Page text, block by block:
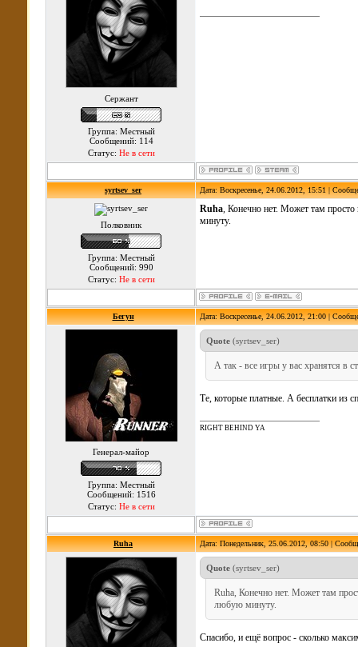
Сержант
Группа: Местный
Сообщений: 114
Статус: Не в сети
syrtsev_ser Дата: Воскресенье, 24.06.2012, 15:51 |
Полковник
Группа: Местный
Сообщений: 990
Статус: Не в сети
Ruha, Конечно нет. Может там просто
минуту.
Бегун Дата: Воскресенье, 24.06.2012, 21:00 |
Генерал-майор
Группа: Местный
Сообщений: 1516
Статус: Не в сети
Quote (syrtsev_ser)
А так - все игры у вас хранятся в
Те, которые платные. А бесплатки из
RIGHT BEHIND YA
Ruha Дата: Понедельник, 25.06.2012, 08:50 |
Quote (syrtsev_ser)
Ruha, Конечно нет. Может там
любую минуту.
Спасибо, и ещё вопрос - сколько